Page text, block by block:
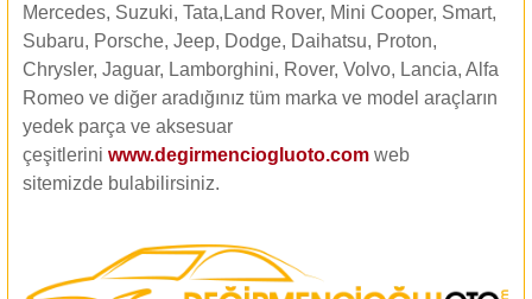
Mercedes, Suzuki, Tata,Land Rover, Mini Cooper, Smart,
Subaru, Porsche, Jeep, Dodge, Daihatsu, Proton,
Chrysler, Jaguar, Lamborghini, Rover, Volvo, Lancia, Alfa
Romeo ve diğer aradığınız tüm marka ve model araçların
yedek parça ve aksesuar
çeşitlerini www.degirmenciogluoto.com web
sitemizde bulabilirsiniz.